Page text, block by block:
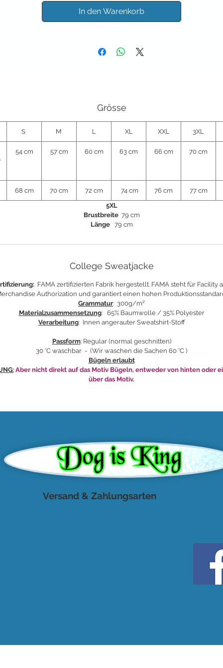
In den Warenkorb
Grösse
S M L XL XXL 3XL
54 cm 57 cm 60 cm 63 cm 66 cm 70 cm
68 cm 70 cm 72 cm 74 cm 76 cm 77 cm
5XL
Brustbreite 79 cm
Länge 79 cm
College Sweatjacke
FAMA zertifizierten Fabrik hergestellt. FAMA steht für Facility
Authorization und garantiert einen hohen
Grammatur: 300g/m²
Materialzusammensetzung: 65% Baumwolle / 35% Polyester
Verarbeitung: Innen angerauter Sweatshirt-Stoff
Passform: Regular (normal geschnitten)
30 °C waschbar - (Wir waschen die Sachen 60 °C )
Bügeln erlaubt
Aber nicht direkt auf das Motiv Bügeln, entweder von hinten oder
über das Motiv.
Versand & Zahlungsarten